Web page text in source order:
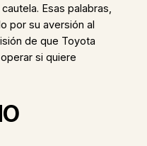
Esas palabras,
por su aversión al
de que Toyota
si quiere